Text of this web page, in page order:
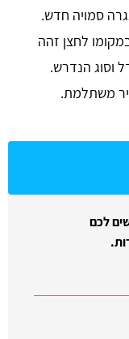
סמויה חדש.
לחצן זהה
וסוג הנדרש.
משתלמת.
לכם